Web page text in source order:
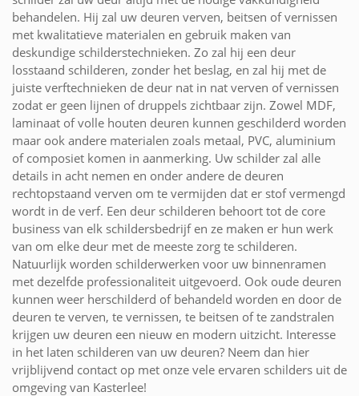
behandelen. Hij zal uw deuren verven, beitsen of vernissen
met kwalitatieve materialen en gebruik maken van
deskundige schilderstechnieken. Zo zal hij een deur
losstaand schilderen, zonder het beslag, en zal hij met de
juiste verftechnieken de deur nat in nat verven of vernissen
zodat er geen lijnen of druppels zichtbaar zijn. Zowel MDF,
laminaat of volle houten deuren kunnen geschilderd worden
maar ook andere materialen zoals metaal, PVC, aluminium
of composiet komen in aanmerking. Uw schilder zal alle
details in acht nemen en onder andere de deuren
rechtopstaand verven om te vermijden dat er stof vermengd
wordt in de verf. Een deur schilderen behoort tot de core
business van elk schildersbedrijf en ze maken er hun werk
van om elke deur met de meeste zorg te schilderen.
Natuurlijk worden schilderwerken voor uw binnenramen
met dezelfde professionaliteit uitgevoerd. Ook oude deuren
kunnen weer herschilderd of behandeld worden en door de
deuren te verven, te vernissen, te beitsen of te zandstralen
krijgen uw deuren een nieuw en modern uitzicht. Interesse
in het laten schilderen van uw deuren? Neem dan hier
vrijblijvend contact op met onze vele ervaren schilders uit de
omgeving van Kasterlee!